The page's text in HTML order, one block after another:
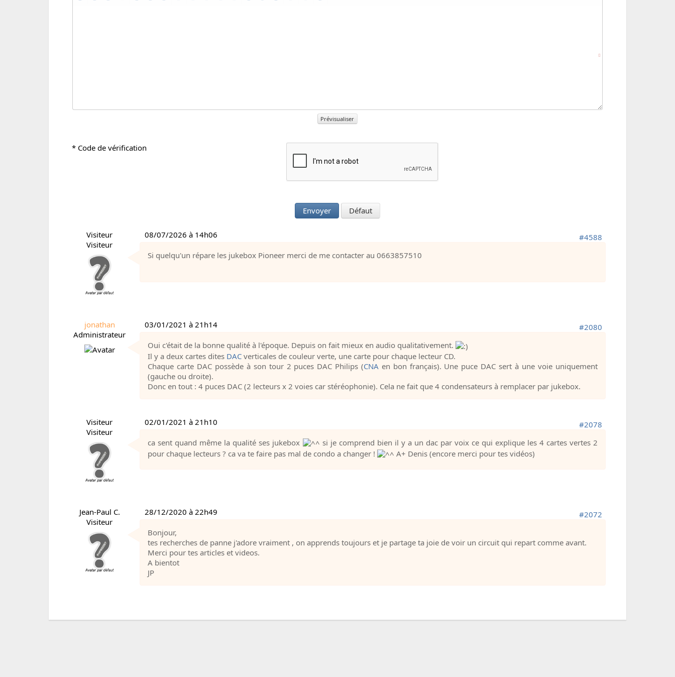
Prévisualiser
* Code de vérification
Envoyer Défaut
Visiteur
Visiteur
#4588
08/07/2026 à 14h06
Si quelqu'un répare les jukebox Pioneer merci de me contacter au 0663857510
jonathan
Administrateur
#2080
03/01/2021 à 21h14
Oui c'était de la bonne qualité à l'époque. Depuis on fait mieux en audio qualitativement.
Il y a deux cartes dites DAC verticales de couleur verte, une carte pour chaque lecteur CD.
Chaque carte DAC possède à son tour 2 puces DAC Philips (CNA en bon français). Une puce DAC sert à une voie uniquement
(gauche ou droite).
Donc en tout : 4 puces DAC (2 lecteurs x 2 voies car stéréophonie). Cela ne fait que 4 condensateurs à remplacer par jukebox.
Visiteur
Visiteur
#2078
02/01/2021 à 21h10
ca sent quand même la qualité ses jukebox
si je comprend bien il y a un dac par voix ce qui explique les 4 cartes vertes 2
pour chaque lecteurs ? ca va te faire pas mal de condo a changer !
A+ Denis (encore merci pour tes vidéos)
Jean-Paul C.
Visiteur
#2072
28/12/2020 à 22h49
Bonjour,
tes recherches de panne j'adore vraiment , on apprends toujours et je partage ta joie de voir un circuit qui repart comme avant.
Merci pour tes articles et videos.
A bientot
JP